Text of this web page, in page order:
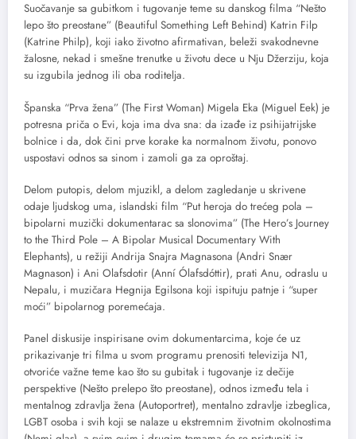
Suočavanje sa gubitkom i tugovanje teme su danskog filma “Nešto
lepo što preostane” (Beautiful Something Left Behind) Katrin Filp
(Katrine Philp), koji iako životno afirmativan, beleži svakodnevne
žalosne, nekad i smešne trenutke u životu dece u Nju Džerziju, koja
su izgubila jednog ili oba roditelja.
Španska “Prva žena” (The First Woman) Migela Eka (Miguel Eek) je
potresna priča o Evi, koja ima dva sna: da izađe iz psihijatrijske
bolnice i da, dok čini prve korake ka normalnom životu, ponovo
uspostavi odnos sa sinom i zamoli ga za oproštaj.
Delom putopis, delom mjuzikl, a delom zagledanje u skrivene
odaje ljudskog uma, islandski film “Put heroja do trećeg pola –
bipolarni muzički dokumentarac sa slonovima” (The Hero’s Journey
to the Third Pole – A Bipolar Musical Documentary With
Elephants), u režiji Andrija Snajra Magnasona (Andri Snær
Magnason) i Ani Olafsdotir (Anní Ólafsdóttir), prati Anu, odraslu u
Nepalu, i muzičara Hegnija Egilsona koji ispituju patnje i “super
moći” bipolarnog poremećaja.
Panel diskusije inspirisane ovim dokumentarcima, koje će uz
prikazivanje tri filma u svom programu prenositi televizija N1,
otvoriće važne teme kao što su gubitak i tugovanje iz dečije
perspektive (Nešto prelepo što preostane), odnos između tela i
mentalnog zdravlja žena (Autoportret), mentalno zdravlje izbeglica,
LGBT osoba i svih koji se nalaze u ekstremnim životnim okolnostima